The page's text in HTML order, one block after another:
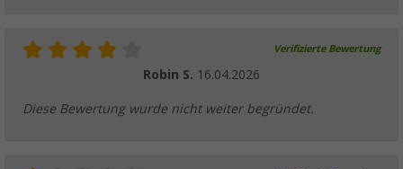
Verifizierte Bewertung
Robin S. 16.04.2026
Diese Bewertung wurde nicht weiter begründet.